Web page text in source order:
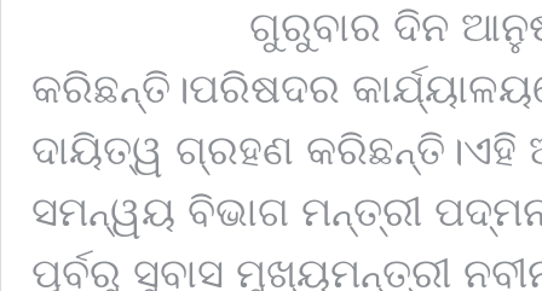
ଗୁରୁବାର ଦିନ
କରିଛନ୍ତି।ପରିଷଦର
ଦାୟିତ୍ୱ ଗ୍ରହଣ କରିଛନ୍ତି।ଏହି
ସମନ୍ୱୟ ବିଭାଗ ମନ୍ତ୍ରୀ
ପୂର୍ବରୁ ସୁବାସ ମୁଖ୍ୟମନ୍ତ୍ରୀ